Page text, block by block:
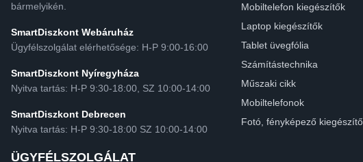
bármelyikén.
SmartDiszkont Webáruház
Ügyfélszolgálat elérhetősége: H-P 9:00-16:00
SmartDiszkont Nyíregyháza
Nyitva tartás: H-P 9:30-18:00, SZ 10:00-14:00
SmartDiszkont Debrecen
Nyitva tartás: H-P 9:30-18:00 SZ 10:00-14:00
ÜGYFÉLSZOLGÁLAT
Mobiltelefon kiegészítők
Laptop kiegészítők
Tablet üvegfólia
Számítástechnika
Műszaki cikk
Mobiltelefonok
Fotó, fényképező